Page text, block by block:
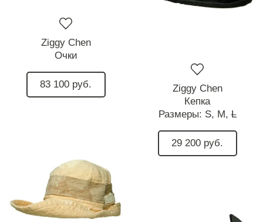
Ziggy Chen
Очки
83 100 руб.
Ziggy Chen
Кепка
Размеры: S, M, L
29 200 руб.